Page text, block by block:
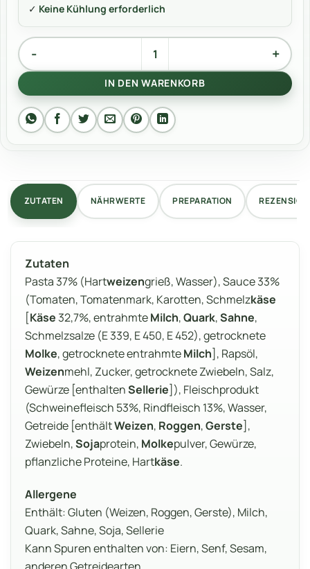
✓ Keine Kühlung erforderlich
Pasta Alla Bolognese Menge
IN DEN WARENKORB
Alternative:
ZUTATEN NÄHRWERTE PREPARATION
Zutaten
Pasta 37% (Hartweizengrieß, Wasser), Sauce 33%
(Tomaten, Tomatenmark, Karotten, Schmelzkäse
[Käse 32,7%, entrahmteMilch,Quark,Sahne,
Schmelzsalze (E 339, E 450, E 452), getrocknete
Molke, getrocknete entrahmteMilch], Rapsöl,
Weizenmehl, Zucker, getrocknete Zwiebeln, Salz,
Gewürze [enthaltenSellerie]), Fleischprodukt
(Schweinefleisch 53%, Rindfleisch 13%, Wasser,
Getreide [enthältWeizen, Roggen,Gerste],
Zwiebeln,Sojaprotein, Molkepulver, Gewürze,
pflanzliche Proteine, Hartkäse.
Allergene
Enthält: Gluten (Weizen, Roggen, Gerste), Milch,
Quark, Sahne, Soja, Sellerie
Kann Spuren enthalten von: Eiern, Senf, Sesam,